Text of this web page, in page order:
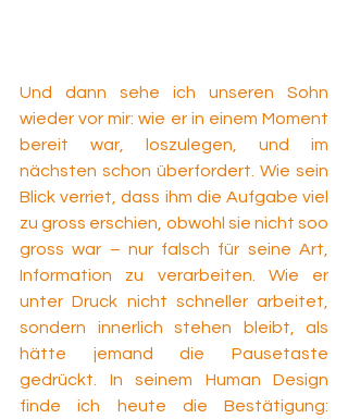
Und dann sehe ich unseren Sohn
wieder vor mir: wie er in einem Moment
bereit war, loszulegen, und im
nächsten schon überfordert. Wie sein
Blick verriet, dass ihm die Aufgabe viel
zu gross erschien, obwohl sie nicht soo
gross war – nur falsch für seine Art,
Information zu verarbeiten. Wie er
unter Druck nicht schneller arbeitet,
sondern innerlich stehen bleibt, als
hätte jemand die Pausetaste
gedrückt. In seinem Human Design
finde ich heute die Bestätigung: